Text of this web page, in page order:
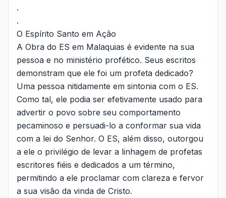
.
.
O Espírito Santo em Ação
A Obra do ES em Malaquias é evidente na sua
pessoa e no ministério profético. Seus escritos
demonstram que ele foi um profeta dedicado?
Uma pessoa nitidamente em sintonia com o ES.
Como tal, ele podia ser efetivamente usado para
advertir o povo sobre seu comportamento
pecaminoso e persuadi-lo a conformar sua vida
com a lei do Senhor. O ES, além disso, outorgou
a ele o privilégio de levar a linhagem de profetas
escritores fiéis e dedicados a um término,
permitindo a ele proclamar com clareza e fervor
a sua visão da vinda de Cristo.